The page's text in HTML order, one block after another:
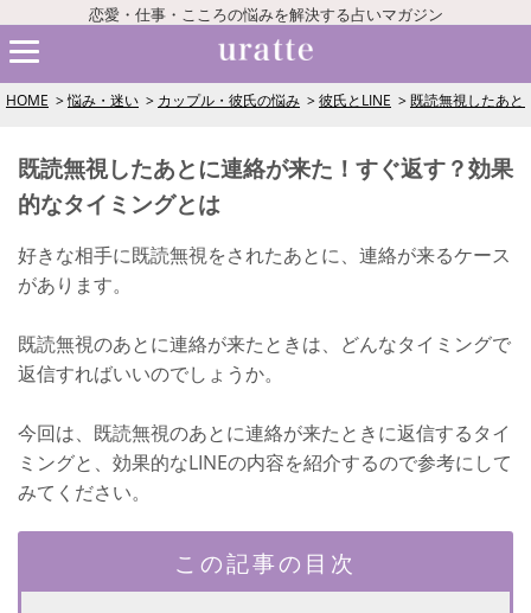
恋愛・仕事・こころの悩みを解決する占いマガジン
HOME 悩み・迷い カップル・彼氏の悩み 彼氏とLINE 既読無視したあと
既読無視したあとに連絡が来た！すぐ返す？効果
的なタイミングとは
好きな相手に既読無視をされたあとに、連絡が来るケース
があります。
既読無視のあとに連絡が来たときは、どんなタイミングで
返信すればいいのでしょうか。
今回は、既読無視のあとに連絡が来たときに返信するタイ
ミングと、効果的なLINEの内容を紹介するので参考にして
みてください。
この記事の目次